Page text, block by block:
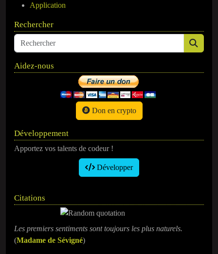
Application
Rechercher
Aidez-nous
Don en crypto
Développement
Apportez vos talents de codeur !
Développer
Citations
Les premiers sentiments sont toujours les plus naturels.
(Madame de Sévigné)